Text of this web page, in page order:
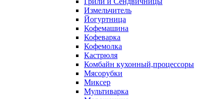
Измельчитель
Йогуртница
Кофемашина
Кофеварка
Кофемолка
Кастрюля
Комбайн кухонный,процессоры
Мясорубки
Миксер
Мультиварка